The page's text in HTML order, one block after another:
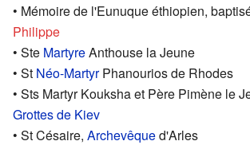
• Mémoire de l'Eunuque éthiopien,
Philippe
• Ste MartyreAnthouse la Jeune
• St Néo-MartyrPhanourios de Rhodes
• Sts Martyr Kouksha et Père Pimène le
Grottes de Kiev
• St Césaire, Archevêqued'Arles